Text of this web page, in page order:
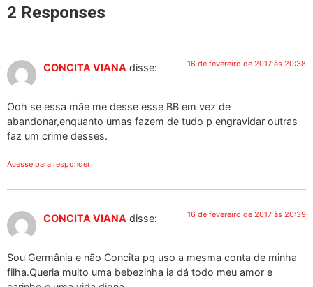
2 Responses
CONCITA VIANA disse: 16 de fevereiro de 2017 às 20:38
Ooh se essa mãe me desse esse BB em vez de
abandonar,enquanto umas fazem de tudo p engravidar outras
faz um crime desses.
Acesse para responder
CONCITA VIANA disse: 16 de fevereiro de 2017 às 20:39
Sou Germânia e não Concita pq uso a mesma conta de minha
filha.Queria muito uma bebezinha ia dá todo meu amor e